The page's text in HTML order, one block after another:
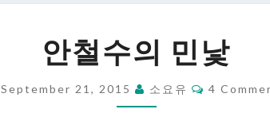
철
의
안철수의 민낯
September 21, 2015 소요유 4